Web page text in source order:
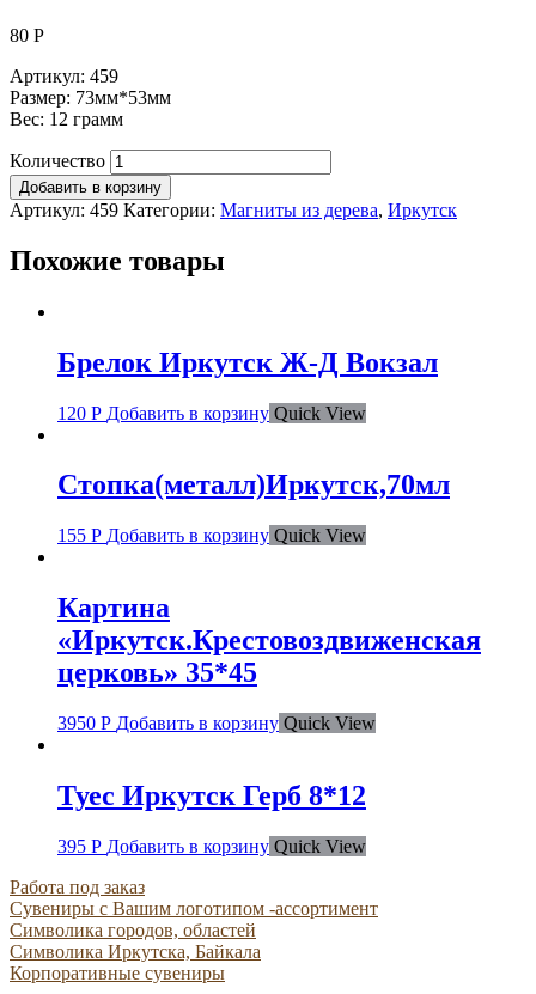
80 Р
Артикул: 459
Размер: 73мм*53мм
Вес: 12 грамм
Количество
Добавить в корзину
Артикул: 459 Категории: Магниты из дерева, Иркутск
Похожие товары
Брелок Иркутск Ж-Д Вокзал
120 Р Добавить в корзину Quick View
Стопка(металл)Иркутск,70мл
155 Р Добавить в корзину Quick View
Картина
«Иркутск.Крестовоздвиженская
церковь» 35*45
3950 Р Добавить в корзину Quick View
Туес Иркутск Герб 8*12
395 Р Добавить в корзину Quick View
Работа под заказ
Сувениры с Вашим логотипом -ассортимент
Символика городов, областей
Символика Иркутска, Байкала
Корпоративные сувениры